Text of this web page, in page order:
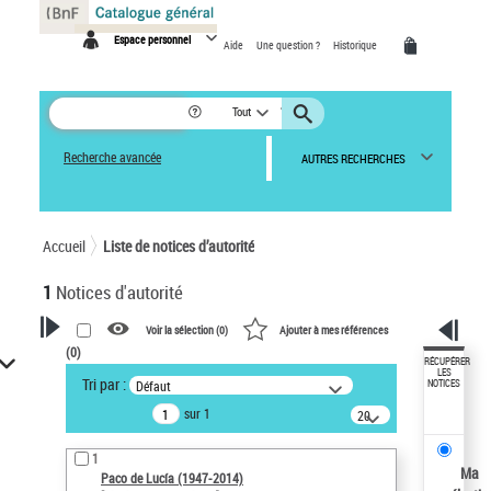
Espace personnel Aide Une question ? Historique
Tout
Recherche avancée AUTRES RECHERCHES
Accueil Liste de notices d’autorité
1 Notices d'autorité
VOTRE RECHERCHE
Recherche avancée dans les
notices d’autorité
Œuvres liées à l'auteur :
Paco de Lucía (1947-2014)
Voir la sélection (0) Ajouter à mes références
(0)
Tri par : Défaut
sur 1
20
résultats/page
1
Paco de Lucía (1947-2014)
RÉCUPÉRER
LES
NOTICES
Ma
Panneau de gestion des cookies